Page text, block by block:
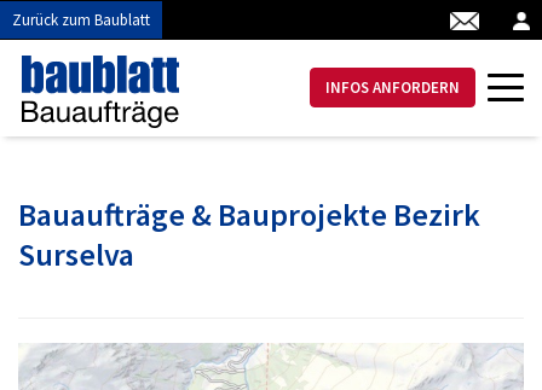
Zurück zum Baublatt
INFOS ANFORDERN
Bauaufträge & Bauprojekte Bezirk
Surselva